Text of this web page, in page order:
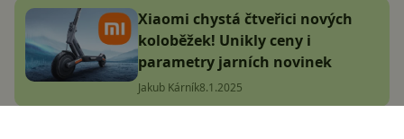
Xiaomi chystá čtveřici nových
koloběžek! Unikly ceny i
parametry jarních novinek
Jakub Kárník8.1.2025